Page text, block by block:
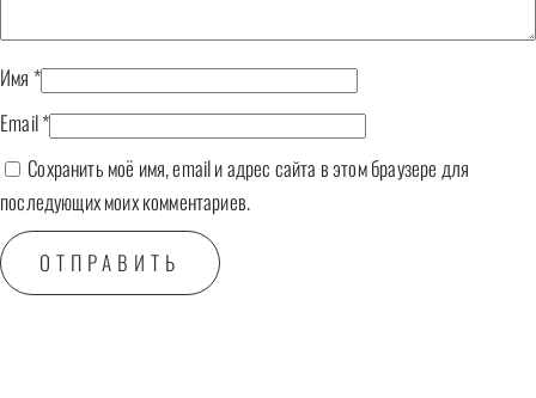
Имя *
Email*
Сохранить моё имя, email и адрес сайта в этом браузере для
последующих моих комментариев.